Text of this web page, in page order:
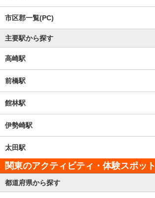
市区郡一覧(PC)
主要駅から探す
高崎駅
前橋駅
館林駅
伊勢崎駅
太田駅
関東のアクティビティ・体験スポット
都道府県から探す